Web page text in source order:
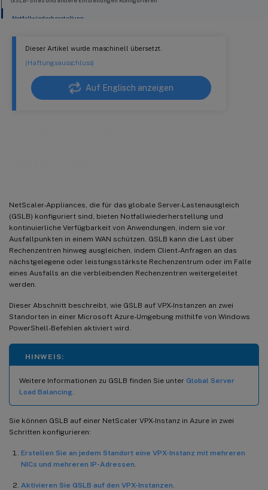
Dieser Artikel wurde maschinell übersetzt.
(Haftungsausschluss)
Auf Englisch anzeigen
NetScaler-Appliances, die für das globale Server-Lastenausgleich
(GSLB) konfiguriert sind, bieten Notfallwiederherstellung und
kontinuierliche Verfügbarkeit von Anwendungen, indem sie vor
Ausfallpunkten in einem WAN schützen. GSLB kann die Last über
Rechenzentren hinweg ausgleichen, indem Client-Anfragen an das
nächstgelegene oder leistungsstärkste Rechenzentrum oder im Falle
eines Ausfalls an die verbleibenden Rechenzentren weitergeleitet
werden.
Dieser Abschnitt beschreibt, wie GSLB auf VPX-Instanzen an zwei
Standorten in einer Microsoft Azure-Umgebung mithilfe von Windows
PowerShell-Befehlen aktiviert wird.
HINWEIS:
Weitere Informationen zu GSLB finden Sie unter Global Server
Load Balancing
Sie können GSLB auf einer NetScaler VPX-Instanz in Azure in zwei
Schritten konfigurieren:
Erstellen Sie an jedem Standort eine VPX-Instanz mit mehreren
NICs und mehreren IP-Adressen
Aktivieren Sie GSLB auf den VPX-Instanzen
Notfallwiederherstellung